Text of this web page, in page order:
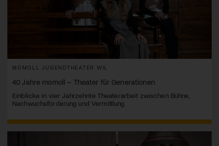
MOMOLL JUGENDTHEATER WIL
40 Jahre momoll – Theater für Generationen
Einblicke in vier Jahrzehnte Theaterarbeit zwischen Bühne,
Nachwuchsförderung und Vermittlung